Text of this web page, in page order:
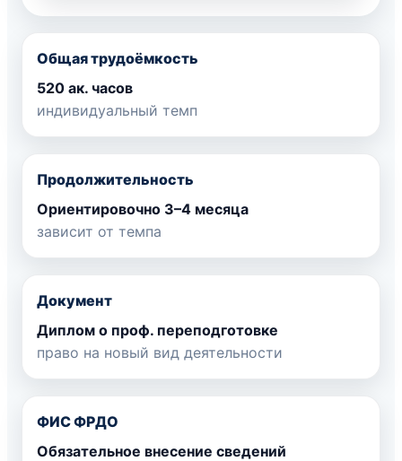
Общая трудоёмкость
520 ак. часов
индивидуальный темп
Продолжительность
Ориентировочно 3–4 месяца
зависит от темпа
Документ
Диплом о проф. переподготовке
право на новый вид деятельности
ФИС ФРДО
Обязательное внесение сведений